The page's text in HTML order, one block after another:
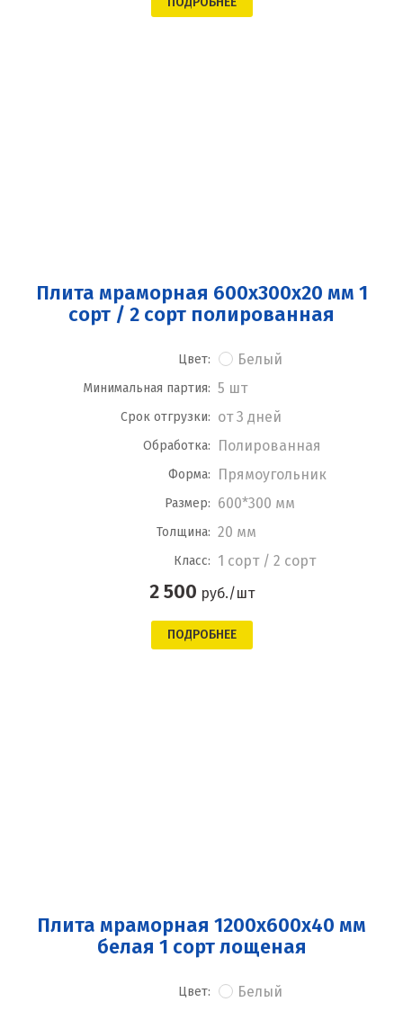
Плита мраморная 600x300x20 мм 1
сорт / 2 сорт полированная
Цвет: Белый
Минимальная партия: 5 шт
Срок отгрузки: от 3 дней
Обработка: Полированная
Форма: Прямоугольник
Размер: 600*300 мм
Толщина: 20 мм
Класс: 1 сорт / 2 сорт
2 500 руб./шт
ПОДРОБНЕЕ
Плита мраморная 1200x600x40 мм
белая 1 сорт лощеная
Цвет: Белый